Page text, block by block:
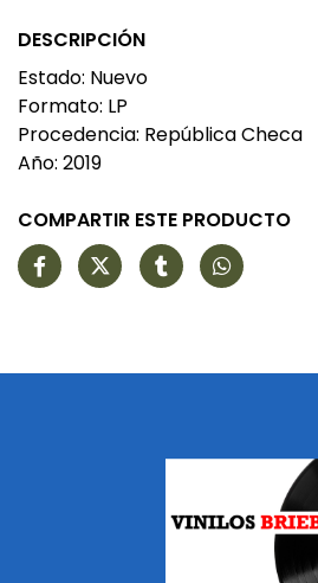
DESCRIPCIÓN
Estado: Nuevo
Formato: LP
Procedencia: República Checa
Año: 2019
COMPARTIR ESTE PRODUCTO